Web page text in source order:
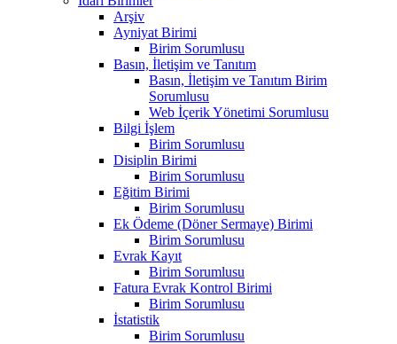
Arşiv
Ayniyat Birimi
Birim Sorumlusu
Basın, İletişim ve Tanıtım
Basın, İletişim ve Tanıtım Birim
Sorumlusu
Web İçerik Yönetimi Sorumlusu
Bilgi İşlem
Birim Sorumlusu
Disiplin Birimi
Birim Sorumlusu
Eğitim Birimi
Birim Sorumlusu
Ek Ödeme (Döner Sermaye) Birimi
Birim Sorumlusu
Evrak Kayıt
Birim Sorumlusu
Fatura Evrak Kontrol Birimi
Birim Sorumlusu
İstatistik
Birim Sorumlusu